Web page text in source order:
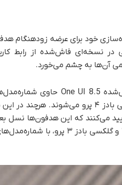
آن‌ها به چشم می‌خورد.
به‌ترتیب مربوط به گلکسی بادز ۴ و گلکسی
می‌کنند که این هدفون‌ها نسل